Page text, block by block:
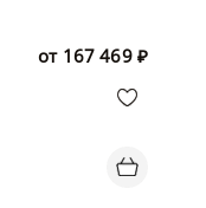
от 167 469 ₽